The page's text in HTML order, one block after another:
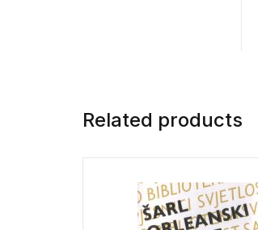
Related products